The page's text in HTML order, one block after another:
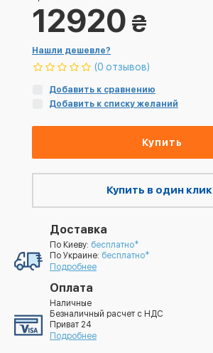
12920 ₴
Нашли дешевле?
(0 отзывов)
Добавить к сравнению
Добавить к списку желаний
Купить
Купить в один клик
Доставка
По Киеву: бесплатно*
По Украине: бесплатно*
Подробнее
Оплата
Наличные
Безналичный расчет с НДС
Приват 24
Подробнее